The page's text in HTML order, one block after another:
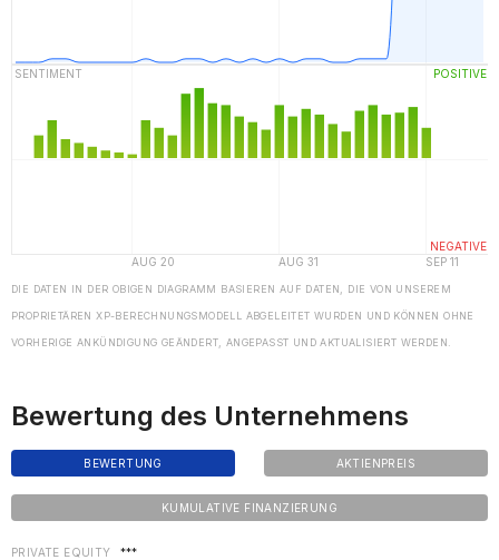
DIE DATEN IN DER OBIGEN DIAGRAMM BASIEREN AUF DATEN, DIE VON UNSEREM
PROPRIETÄREN XP-BERECHNUNGSMODELL ABGELEITET WURDEN UND KÖNNEN OHNE
VORHERIGE ANKÜNDIGUNG GEÄNDERT, ANGEPASST UND AKTUALISIERT WERDEN.
Bewertung des Unternehmens
BEWERTUNG AKTIENPREIS
KUMULATIVE FINANZIERUNG
PRIVATE EQUITY ***